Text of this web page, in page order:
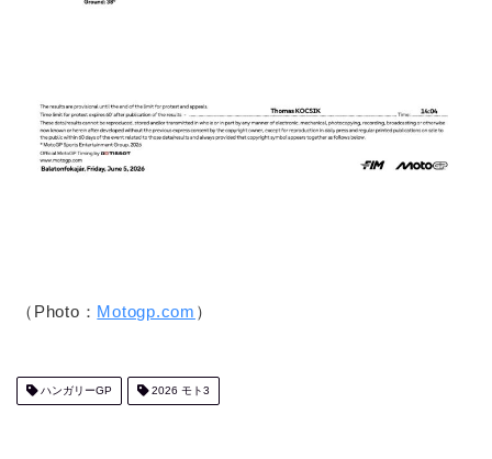
（Photo： Motogp.com ）
ハンガリーGP 2026 モト3